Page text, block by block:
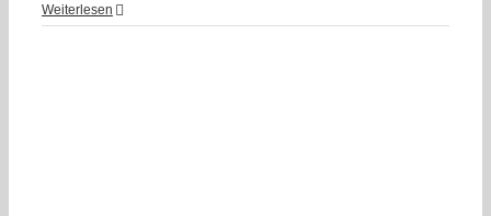
Weiterlesen